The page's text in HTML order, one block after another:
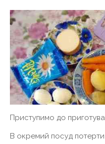
Приступимо до
В окремий посуд потерти